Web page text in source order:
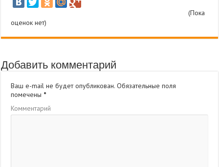
(Пока
оценок нет)
Добавить комментарий
Ваш e-mail не будет опубликован. Обязательные поля
помечены *
Комментарий